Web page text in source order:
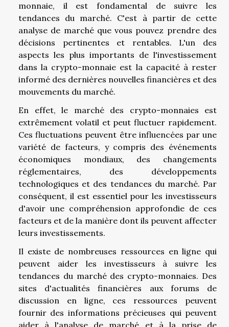
monnaie, il est fondamental de suivre les
tendances du marché. C'est à partir de cette
analyse de marché que vous pouvez prendre des
décisions pertinentes et rentables. L'un des
aspects les plus importants de l'investissement
dans la crypto-monnaie est la capacité à rester
informé des dernières nouvelles financières et des
mouvements du marché.
En effet, le marché des crypto-monnaies est
extrêmement volatil et peut fluctuer rapidement.
Ces fluctuations peuvent être influencées par une
variété de facteurs, y compris des événements
économiques mondiaux, des changements
réglementaires, des développements
technologiques et des tendances du marché. Par
conséquent, il est essentiel pour les investisseurs
d'avoir une compréhension approfondie de ces
facteurs et de la manière dont ils peuvent affecter
leurs investissements.
Il existe de nombreuses ressources en ligne qui
peuvent aider les investisseurs à suivre les
tendances du marché des crypto-monnaies. Des
sites d'actualités financières aux forums de
discussion en ligne, ces ressources peuvent
fournir des informations précieuses qui peuvent